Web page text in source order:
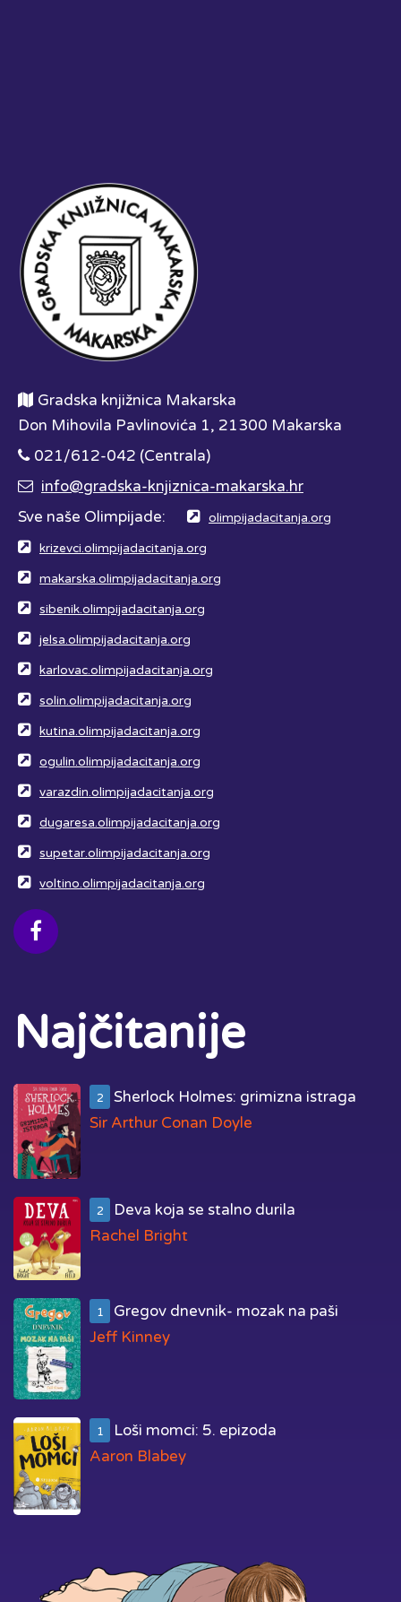
Gradska knjižnica Makarska
Don Mihovila Pavlinovića 1, 21300 Makarska
021/612-042 (Centrala)
info@gradska-knjiznica-makarska.hr
Sve naše Olimpijade:
olimpijadacitanja.org
krizevci.olimpijadacitanja.org
makarska.olimpijadacitanja.org
sibenik.olimpijadacitanja.org
jelsa.olimpijadacitanja.org
karlovac.olimpijadacitanja.org
solin.olimpijadacitanja.org
kutina.olimpijadacitanja.org
ogulin.olimpijadacitanja.org
varazdin.olimpijadacitanja.org
dugaresa.olimpijadacitanja.org
supetar.olimpijadacitanja.org
voltino.olimpijadacitanja.org
Najčitanije
2
Sherlock Holmes: grimizna istraga
Sir Arthur Conan Doyle
2
Deva koja se stalno durila
Rachel Bright
1
Gregov dnevnik- mozak na paši
Jeff Kinney
1
Loši momci: 5. epizoda
Aaron Blabey